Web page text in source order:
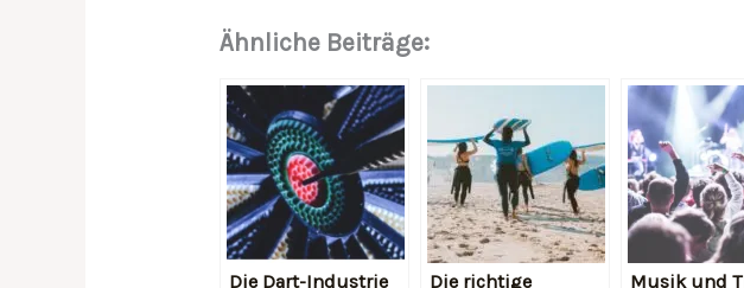
Ähnliche Beiträge:
Die Dart-Industrie Die richtige Musik und